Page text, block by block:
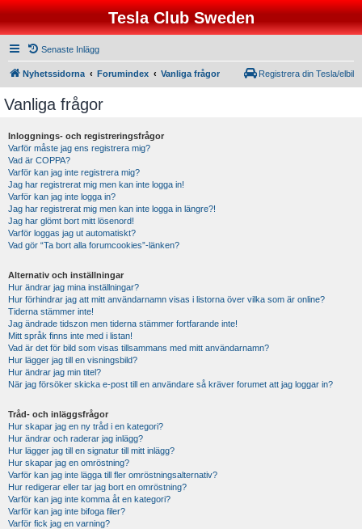
Tesla Club Sweden
Senaste Inlägg
Nyhetssidorna Forumindex Vanliga frågor Registrera din Tesla/elbil
Vanliga frågor
Inloggnings- och registreringsfrågor
Varför måste jag ens registrera mig?
Vad är COPPA?
Varför kan jag inte registrera mig?
Jag har registrerat mig men kan inte logga in!
Varför kan jag inte logga in?
Jag har registrerat mig men kan inte logga in längre?!
Jag har glömt bort mitt lösenord!
Varför loggas jag ut automatiskt?
Vad gör “Ta bort alla forumcookies”-länken?
Alternativ och inställningar
Hur ändrar jag mina inställningar?
Hur förhindrar jag att mitt användarnamn visas i listorna över vilka som är online?
Tiderna stämmer inte!
Jag ändrade tidszon men tiderna stämmer fortfarande inte!
Mitt språk finns inte med i listan!
Vad är det för bild som visas tillsammans med mitt användarnamn?
Hur lägger jag till en visningsbild?
Hur ändrar jag min titel?
När jag försöker skicka e-post till en användare så kräver forumet att jag loggar in?
Tråd- och inläggsfrågor
Hur skapar jag en ny tråd i en kategori?
Hur ändrar och raderar jag inlägg?
Hur lägger jag till en signatur till mitt inlägg?
Hur skapar jag en omröstning?
Varför kan jag inte lägga till fler omröstningsalternativ?
Hur redigerar eller tar jag bort en omröstning?
Varför kan jag inte komma åt en kategori?
Varför kan jag inte bifoga filer?
Varför fick jag en varning?